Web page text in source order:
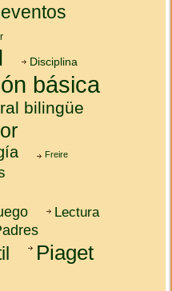
Disciplina
básica
bilingüe
Freire
Lectura
Piaget